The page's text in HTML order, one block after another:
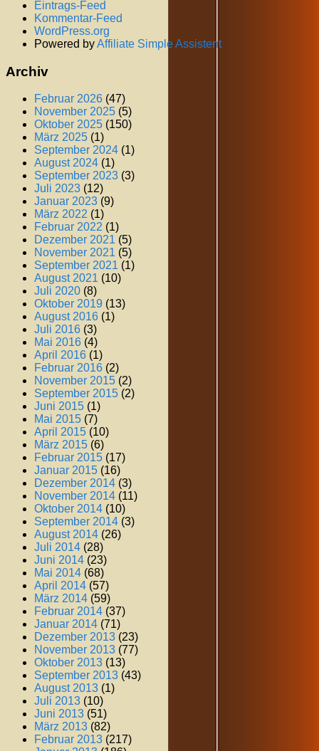
Eintrags-Feed
Kommentar-Feed
WordPress.org
Powered byAffiliate Simple Assistent
Archiv
Februar 2026 (47)
November 2025 (5)
Oktober 2025 (150)
März 2025 (1)
September 2024 (1)
August 2024 (1)
September 2023 (3)
Juli 2023 (12)
Januar 2023 (9)
März 2022 (1)
Februar 2022 (1)
Dezember 2021 (5)
November 2021 (5)
September 2021 (1)
August 2021 (10)
Juli 2020 (8)
Oktober 2019 (13)
August 2016 (1)
Juli 2016 (3)
Mai 2016 (4)
April 2016 (1)
Februar 2016 (2)
November 2015 (2)
September 2015 (2)
Juni 2015 (1)
Mai 2015 (7)
April 2015 (10)
März 2015 (6)
Februar 2015 (17)
Januar 2015 (16)
Dezember 2014 (3)
November 2014 (11)
Oktober 2014 (10)
September 2014 (3)
August 2014 (26)
Juli 2014 (28)
Juni 2014 (23)
Mai 2014 (68)
April 2014 (57)
März 2014 (59)
Februar 2014 (37)
Januar 2014 (71)
Dezember 2013 (23)
November 2013 (77)
Oktober 2013 (13)
September 2013 (43)
August 2013 (1)
Juli 2013 (10)
Juni 2013 (51)
März 2013 (82)
Februar 2013 (217)